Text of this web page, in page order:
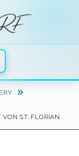
VON ST. FLORIAN